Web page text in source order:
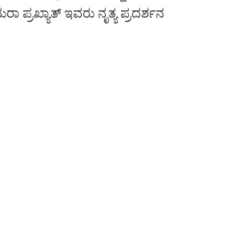
ಪ್ರಖ್ಯಾತ್ ಇವರು ನೃತ್ಯ ಪ್ರದರ್ಶನ